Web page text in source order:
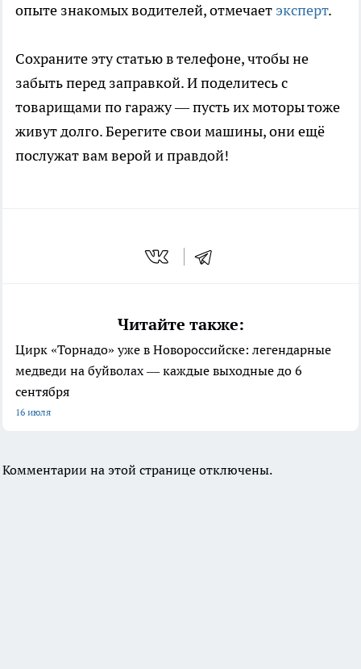
опыте знакомых водителей, отмечает эксперт.
Сохраните эту статью в телефоне, чтобы не
забыть перед заправкой. И поделитесь с
товарищами по гаражу — пусть их моторы тоже
живут долго. Берегите свои машины, они ещё
послужат вам верой и правдой!
Читайте также:
Цирк «Торнадо» уже в Новороссийске: легендарные
медведи на буйволах — каждые выходные до 6
сентября
16 июля
Комментарии на этой странице отключены.